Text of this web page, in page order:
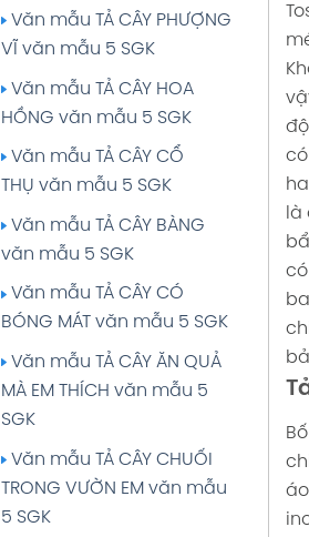
LUYỆN TẬP TẢ CẢNH giải
Tiếng Việt 5 tập 1 Trang 74
Tuần 8: CON NGƯỜI VỚI
THIÊN NHIÊN giải Tiếng Việt
Soạn bài CHÍNH TẢ (NGHE
Trang 76 SGK
THIÊN NHIÊN giải Tiếng Việt
5 tập 1 Trang 85
HỌC KÌ I giải Tiếng Việt 5
tập 1 Trang 95
Văn mẫu TẢ CÂY PHƯỢNG
VĨ văn mẫu 5 SGK
Văn mẫu TẢ CÂY HOA
HỒNG văn mẫu 5 SGK
Văn mẫu TẢ CÂY CỔ
THỤ văn mẫu 5 SGK
Văn mẫu TẢ CÂY BÀNG
văn mẫu 5 SGK
Văn mẫu TẢ CÂY CÓ
BÓNG MÁT văn mẫu 5 SGK
Văn mẫu TẢ CÂY ĂN QUẢ
MÀ EM THÍCH văn mẫu 5
SGK
Văn mẫu TẢ CÂY CHUỐI
TRONG VƯỜN EM văn mẫu
5 SGK
là